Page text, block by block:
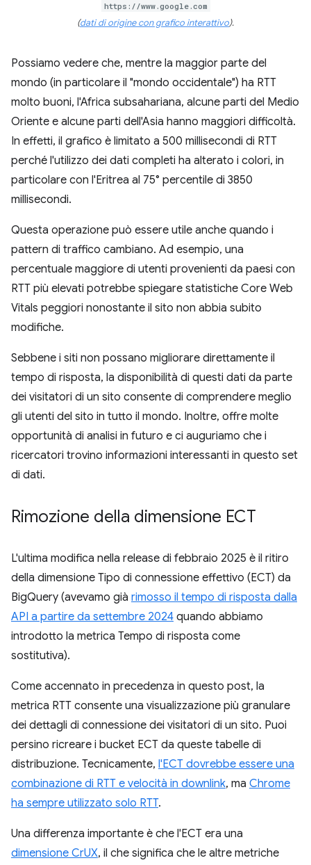
https://www.google.com
(dati di origine con grafico interattivo).
Possiamo vedere che, mentre la maggior parte del
mondo (in particolare il "mondo occidentale") ha RTT
molto buoni, l'Africa subsahariana, alcune parti del Medio
Oriente e alcune parti dell'Asia hanno maggiori difficoltà.
In effetti, il grafico è limitato a 500 millisecondi di RTT
perché l'utilizzo dei dati completi ha alterato i colori, in
particolare con l'Eritrea al 75° percentile di 3850
millisecondi.
Questa operazione può essere utile anche quando i
pattern di traffico cambiano. Ad esempio, una
percentuale maggiore di utenti provenienti da paesi con
RTT più elevati potrebbe spiegare statistiche Core Web
Vitals peggiori nonostante il sito non abbia subito
modifiche.
Sebbene i siti non possano migliorare direttamente il
tempo di risposta, la disponibilità di questi dati da parte
dei visitatori di un sito consente di comprendere meglio
gli utenti del sito in tutto il mondo. Inoltre, offre molte
opportunità di analisi in futuro e ci auguriamo che i
ricercatori trovino informazioni interessanti in questo set
di dati.
Rimozione della dimensione ECT
L'ultima modifica nella release di febbraio 2025 è il ritiro
della dimensione Tipo di connessione effettivo (ECT) da
BigQuery (avevamo già rimosso il tempo di risposta dalla
API a partire da settembre 2024 quando abbiamo
introdotto la metrica Tempo di risposta come
sostitutiva).
Come accennato in precedenza in questo post, la
metrica RTT consente una visualizzazione più granulare
dei dettagli di connessione dei visitatori di un sito. Puoi
persino ricreare i bucket ECT da queste tabelle di
distribuzione. Tecnicamente, l'ECT dovrebbe essere una
combinazione di RTT e velocità in downlink, ma Chrome
ha sempre utilizzato solo RTT.
Una differenza importante è che l'ECT era una
dimensione CrUX, il che significa che le altre metriche